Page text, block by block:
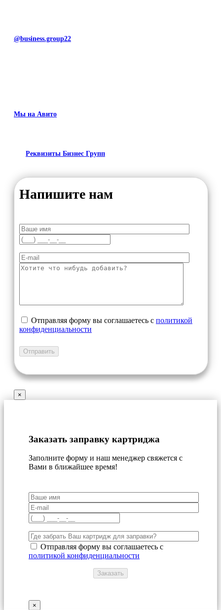
@business.group22
Мы на Авито
Реквизиты Бизнес Групп
Напишите нам
Отправляя форму вы соглашаетесь с политикой
конфиденциальности
×
Заказать заправку картриджа
Заполните форму и наш менеджер свяжется с
Вами в ближайшее время!
Отправляя форму вы соглашаетесь с
политикой конфиденциальности
×